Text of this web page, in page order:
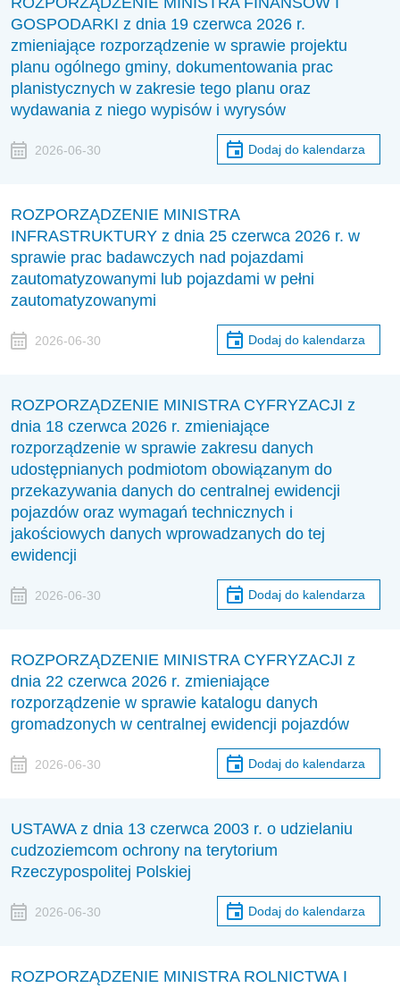
GOSPODARKI z dnia 19 czerwca 2026 r.
zmieniające rozporządzenie w sprawie projektu
planu ogólnego gminy, dokumentowania prac
planistycznych w zakresie tego planu oraz
wydawania z niego wypisów i wyrysów
2026-06-30 Dodaj do kalendarza
ROZPORZĄDZENIE MINISTRA
INFRASTRUKTURY z dnia 25 czerwca 2026 r. w
sprawie prac badawczych nad pojazdami
zautomatyzowanymi lub pojazdami w pełni
zautomatyzowanymi
2026-06-30 Dodaj do kalendarza
ROZPORZĄDZENIE MINISTRA CYFRYZACJI z
dnia 18 czerwca 2026 r. zmieniające
rozporządzenie w sprawie zakresu danych
udostępnianych podmiotom obowiązanym do
przekazywania danych do centralnej ewidencji
pojazdów oraz wymagań technicznych i
jakościowych danych wprowadzanych do tej
ewidencji
2026-06-30 Dodaj do kalendarza
ROZPORZĄDZENIE MINISTRA CYFRYZACJI z
dnia 22 czerwca 2026 r. zmieniające
rozporządzenie w sprawie katalogu danych
gromadzonych w centralnej ewidencji pojazdów
2026-06-30 Dodaj do kalendarza
USTAWA z dnia 13 czerwca 2003 r. o udzielaniu
cudzoziemcom ochrony na terytorium
Rzeczypospolitej Polskiej
2026-06-30 Dodaj do kalendarza
ROZPORZĄDZENIE MINISTRA ROLNICTWA I